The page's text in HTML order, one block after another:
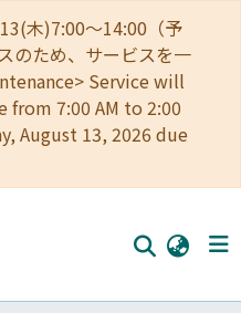
木)7:00～14:00（予
のため、サービスを一
Service will
7:00 AM to 2:00
August 13, 2026 due